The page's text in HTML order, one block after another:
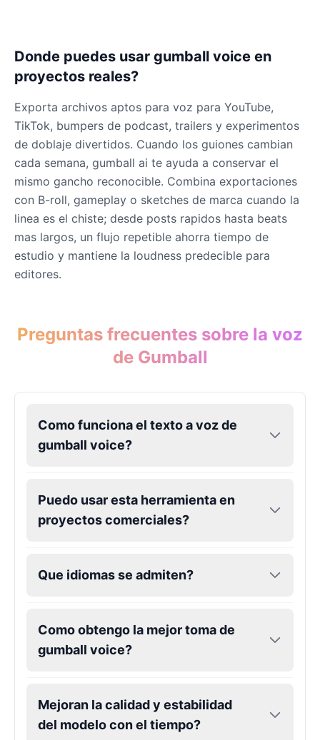
Donde puedes usar gumball voice en
proyectos reales?
Exporta archivos aptos para voz para YouTube,
TikTok, bumpers de podcast, trailers y experimentos
de doblaje divertidos. Cuando los guiones cambian
cada semana, gumball ai te ayuda a conservar el
mismo gancho reconocible. Combina exportaciones
con B-roll, gameplay o sketches de marca cuando la
linea es el chiste; desde posts rapidos hasta beats
mas largos, un flujo repetible ahorra tiempo de
estudio y mantiene la loudness predecible para
editores.
Preguntas frecuentes sobre la voz
de Gumball
Como funciona el texto a voz de
gumball voice?
Puedo usar esta herramienta en
proyectos comerciales?
Que idiomas se admiten?
Como obtengo la mejor toma de
gumball voice?
Mejoran la calidad y estabilidad
del modelo con el tiempo?